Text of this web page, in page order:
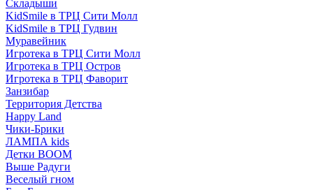
Складыши
KidSmile в ТРЦ Сити Молл
KidSmile в ТРЦ Гудвин
Муравейник
Игротека в ТРЦ Сити Молл
Игротека в ТРЦ Остров
Игротека в ТРЦ Фаворит
Занзибар
Территория Детства
Happy Land
Чики-Брики
ЛАМПА kids
Детки BOOM
Выше Радуги
Веселый гном